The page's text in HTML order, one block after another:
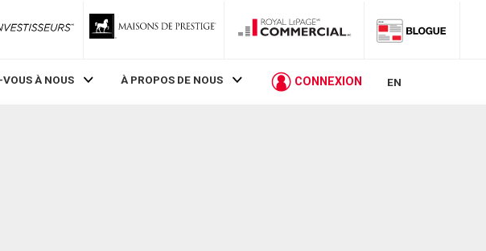
ZoneInvestisseurs RLP
À NOUS À PROPOS DE NOUS CONNEXION EN